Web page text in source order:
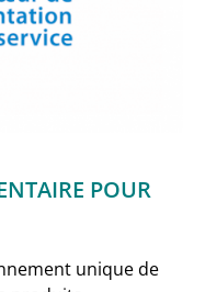
POUR
unique de